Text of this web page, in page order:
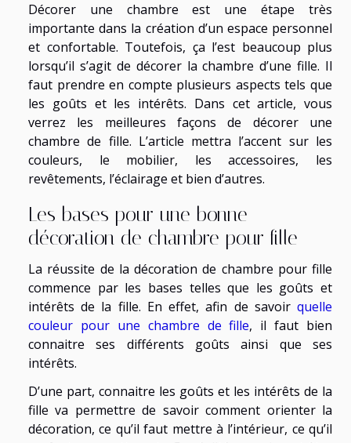
Décorer une chambre est une étape très
importante dans la création d’un espace personnel
et confortable. Toutefois, ça l’est beaucoup plus
lorsqu’il s’agit de décorer la chambre d’une fille. Il
faut prendre en compte plusieurs aspects tels que
les goûts et les intérêts. Dans cet article, vous
verrez les meilleures façons de décorer une
chambre de fille. L’article mettra l’accent sur les
couleurs, le mobilier, les accessoires, les
revêtements, l’éclairage et bien d’autres.
Les bases pour une bonne
décoration de chambre pour fille
La réussite de la décoration de chambre pour fille
commence par les bases telles que les goûts et
intérêts de la fille. En effet, afin de savoir quelle
couleur pour une chambre de fille, il faut bien
connaitre ses différents goûts ainsi que ses
intérêts.
D’une part, connaitre les goûts et les intérêts de la
fille va permettre de savoir comment orienter la
décoration, ce qu’il faut mettre à l’intérieur, ce qu’il